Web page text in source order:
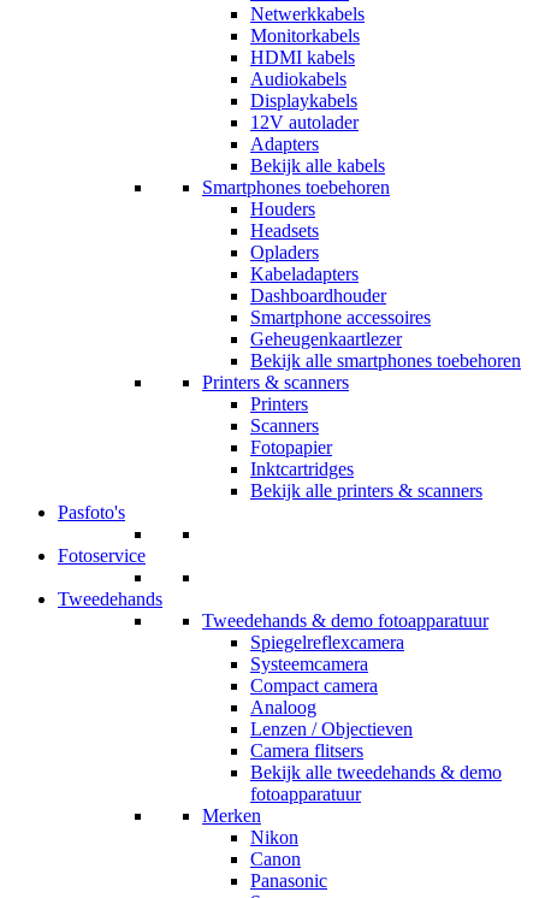
Netwerkkabels
Monitorkabels
HDMI kabels
Audiokabels
Displaykabels
12V autolader
Adapters
Bekijk alle kabels
Smartphones toebehoren
Houders
Headsets
Opladers
Kabeladapters
Dashboardhouder
Smartphone accessoires
Geheugenkaartlezer
Bekijk alle smartphones toebehoren
Printers & scanners
Printers
Scanners
Fotopapier
Inktcartridges
Bekijk alle printers & scanners
Pasfoto's
Fotoservice
Tweedehands
Tweedehands & demo fotoapparatuur
Spiegelreflexcamera
Systeemcamera
Compact camera
Analoog
Lenzen / Objectieven
Camera flitsers
Bekijk alle tweedehands & demo
fotoapparatuur
Merken
Nikon
Canon
Panasonic